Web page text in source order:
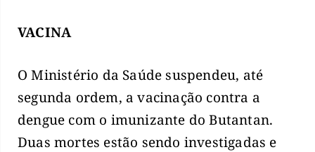
VACINA
O Ministério da Saúde suspendeu, até
segunda ordem, a vacinação contra a
dengue com o imunizante do Butantan.
Duas mortes estão sendo investigadas e